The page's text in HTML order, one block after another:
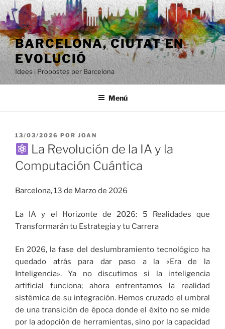
Saltar
al
contenido
BARCELONA, ​​CIUTAT EN
EVOLUCIÓ
Idees i Propostes per Barcelona
Menú
PUBLICADO
EL
13/03/2026 POR JOAN
La Revolución de la IA y la
Computación Cuántica
Barcelona, 13 de Marzo de 2026
La IA y el Horizonte de 2026: 5 Realidades que
Transformarán tu Estrategia y tu Carrera
En 2026, la fase del deslumbramiento tecnológico ha
quedado atrás para dar paso a la «Era de la
Inteligencia». Ya no discutimos si la inteligencia
artificial funciona; ahora enfrentamos la realidad
sistémica de su integración. Hemos cruzado el umbral
de una transición de época donde el éxito no se mide
por la adopción de herramientas, sino por la capacidad